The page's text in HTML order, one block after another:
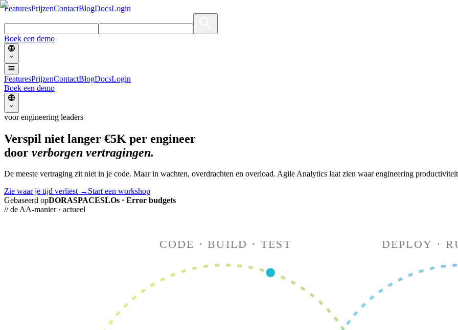
FeaturesPrijzenContactBlogDocsLogin
Boek een demo
FeaturesPrijzenContactBlogDocsLogin
Boek een demo
voor engineering leaders
Verspil niet langer €5K per engineer
door verborgen vertragingen.
De meeste vertraging zit niet in je code. Maar in wachten, overdrachten en overload. Agile Analytics laat zien waar engineering
Zie waar je tijd verliest → Start een workshop
Gebaseerd opDORASPACESLOs · Error budgets
// de AA-manier · actueel
CODE · BUILD · TEST DEPLOY ·